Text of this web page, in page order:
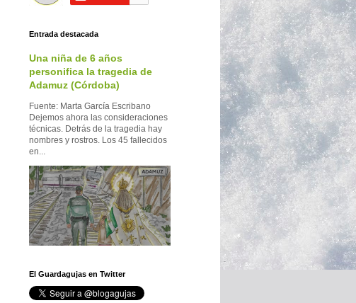
Entrada destacada
Una niña de 6 años
personifica la tragedia de
Adamuz (Córdoba)
Fuente: Marta García Escribano
Dejemos ahora las consideraciones
técnicas. Detrás de la tragedia hay
nombres y rostros. Los 45 fallecidos
en...
El Guardagujas en Twitter